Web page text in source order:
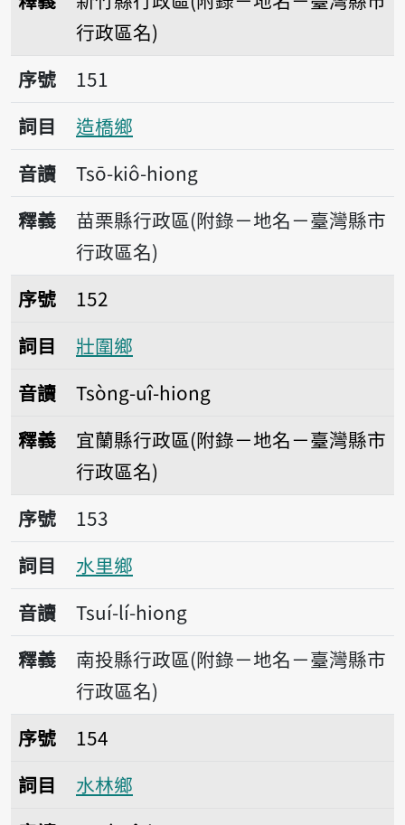
行政區名)
序號151造橋鄉
序號
151
詞目
造橋鄉
音讀
Tsō-kiô-hiong
釋義
苗栗縣行政區(附錄－地名－臺灣縣市
行政區名)
序號152壯圍鄉
序號
152
詞目
壯圍鄉
音讀
Tsòng-uî-hiong
釋義
宜蘭縣行政區(附錄－地名－臺灣縣市
行政區名)
序號153水里鄉
序號
153
詞目
水里鄉
音讀
Tsuí-lí-hiong
釋義
南投縣行政區(附錄－地名－臺灣縣市
行政區名)
序號154水林鄉
序號
154
詞目
水林鄉